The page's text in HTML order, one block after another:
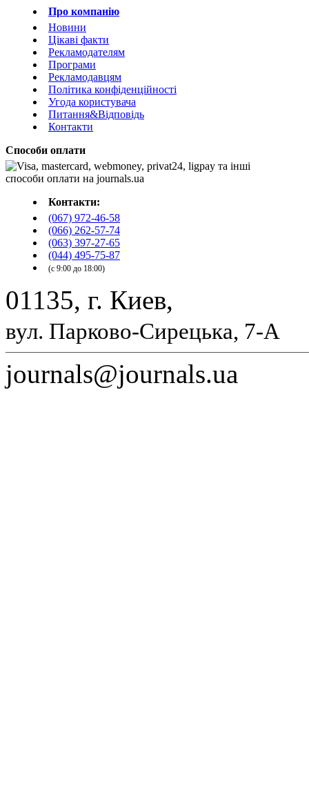
Про компанію
Новини
Цікаві факти
Рекламодателям
Програми
Рекламодавцям
Політика конфіденційності
Угода користувача
Питання&Відповідь
Контакти
Способи оплати
Контакти:
(067) 972-46-58
(066) 262-57-74
(063) 397-27-65
(044) 495-75-87
(с 9:00 до 18:00)
01135, г. Киев,
вул. Парково-Сирецька, 7-А
journals@journals.ua